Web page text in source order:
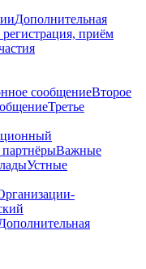
Дополнительная
приём
сообщениеВторое
Третье
Важные
Устные